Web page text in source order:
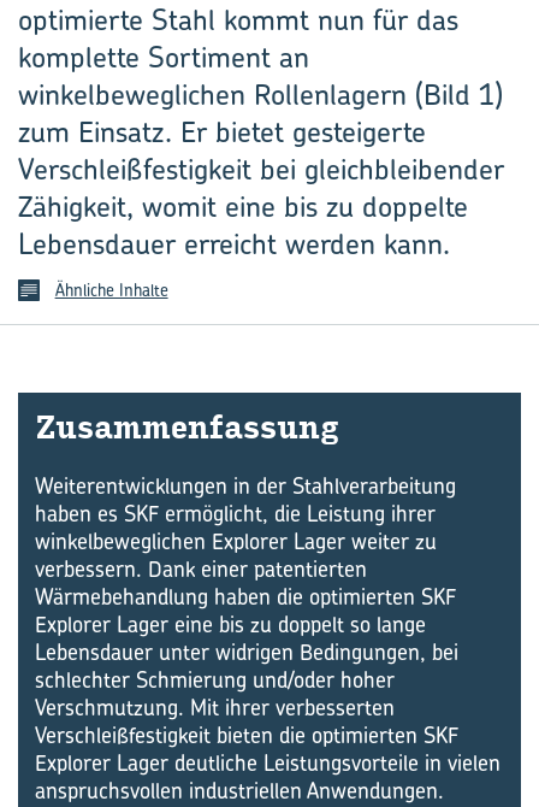
optimierte Stahl kommt nun für das
komplette Sortiment an
winkelbeweglichen Rollen­lagern (Bild 1)
zum Einsatz. Er bietet gesteigerte
Verschleißfestigkeit bei gleichbleibender
Zähigkeit, womit eine bis zu doppelte
Lebensdauer erreicht werden kann.
Ähnliche Inhalte
Zu­sam­men­fas­sung
Weiterentwicklungen in der Stahlverarbeitung
haben es SKF ermöglicht, die Leistung ihrer
winkelbeweglichen Explorer Lager weiter zu
verbessern. Dank einer patentierten
Wärmebehandlung haben die optimierten SKF
Explorer Lager eine bis zu doppelt so lange
Lebensdauer unter widrigen Bedingungen, bei
schlechter Schmierung und/oder hoher
Verschmutzung. Mit ihrer verbesserten
Verschleißfestigkeit bieten die optimierten SKF
Explorer Lager deutliche Leistungsvorteile in vielen
anspruchsvollen industriellen Anwendungen.